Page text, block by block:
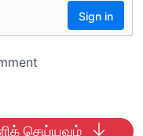
செய்யவும்